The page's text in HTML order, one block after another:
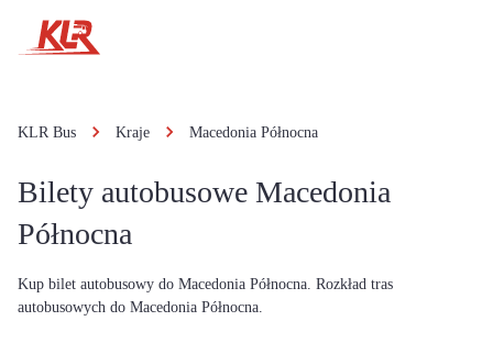
KLR Bus Kraje Macedonia Północna
Bilety autobusowe Macedonia
Północna
Kup bilet autobusowy do Macedonia Północna. Rozkład tras
autobusowych do Macedonia Północna.